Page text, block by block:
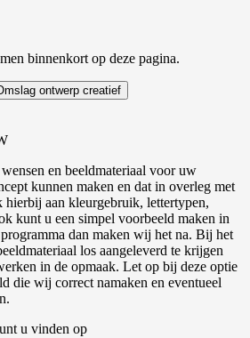
binnenkort op deze pagina.
ontwerp creatief
en beeldmateriaal voor uw
kunnen maken en dat in overleg met
aan kleurgebruik, lettertypen,
kunt u een simpel voorbeeld maken in
dan maken wij het na. Bij het
los aangeleverd te krijgen
in de opmaak. Let op bij deze optie
die wij correct namaken en eventueel
u vinden op